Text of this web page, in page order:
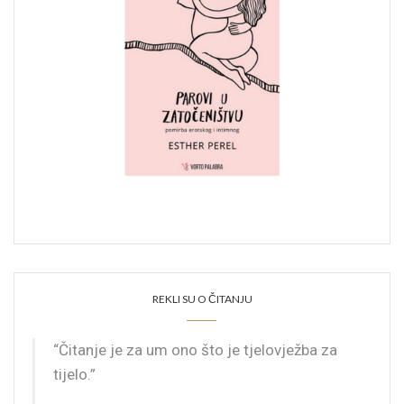
REKLI SU O ČITANJU
“Čitanje je za um ono što je tjelovježba za
tijelo.”